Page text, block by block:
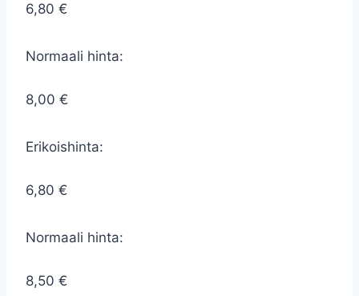
6,80 €
Normaali hinta:
8,00 €
Erikoishinta:
6,80 €
Normaali hinta:
8,50 €